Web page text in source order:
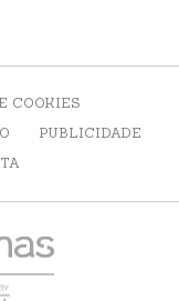
COOKIES
PUBLICIDADE